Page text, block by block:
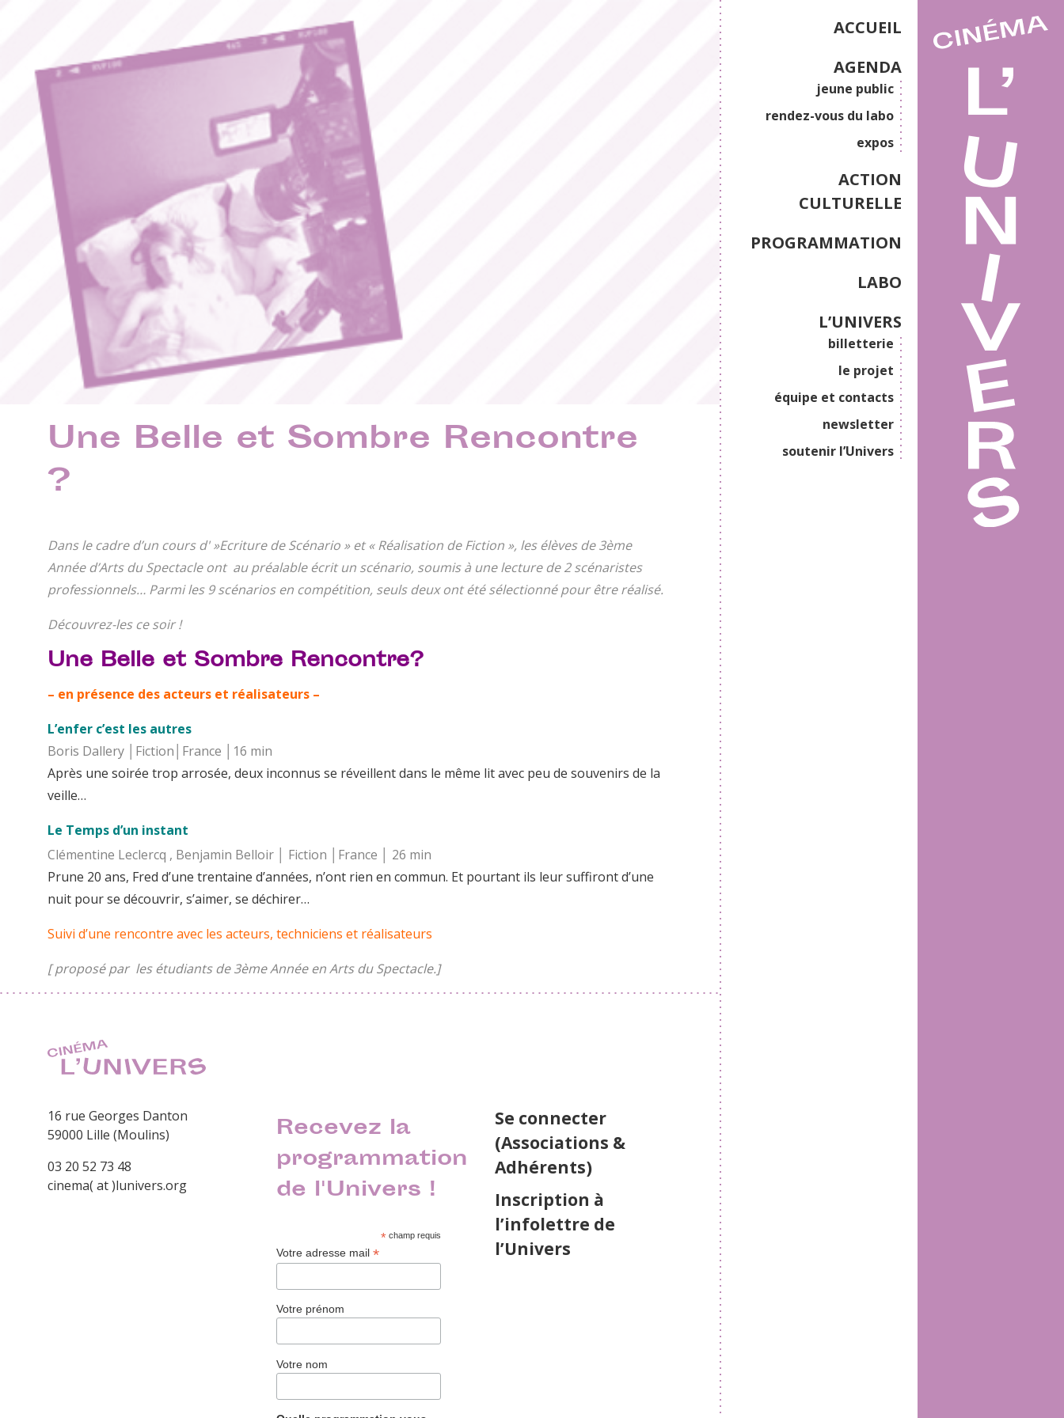
ACCUEIL
AGENDA
jeune public
rendez-vous du labo
expos
ACTION
CULTURELLE
PROGRAMMATION
LABO
L’UNIVERS
billetterie
le projet
équipe et contacts
newsletter
soutenir l’Univers
Une Belle et Sombre Rencontre
?
Dans le cadre d’un cours d' »Ecriture de Scénario » et « Réalisation de Fiction », les élèves de 3ème
Année d’Arts du Spectacle ont au préalable écrit un scénario, soumis à une lecture de 2 scénaristes
professionnels… Parmi les 9 scénarios en compétition, seuls deux ont été sélectionné pour être réalisé.
Découvrez-les ce soir !
Une Belle et Sombre Rencontre?
– en présence des acteurs et réalisateurs –
L’enfer c’est les autres
Boris Dallery │Fiction│France │16 min
Après une soirée trop arrosée, deux inconnus se réveillent dans le même lit avec peu de souvenirs de la
veille…
Le Temps d’un instant
Clémentine Leclercq , Benjamin Belloir │ Fiction │France │ 26 min
Prune 20 ans, Fred d’une trentaine d’années, n’ont rien en commun. Et pourtant ils leur suffiront d’une
nuit pour se découvrir, s’aimer, se déchirer…
Suivi d’une rencontre avec les acteurs, techniciens et réalisateurs
[ proposé par les étudiants de 3ème Année en Arts du Spectacle.]
16 rue Georges Danton
59000 Lille (Moulins)
03 20 52 73 48
cinema( at )lunivers.org
Recevez la
programmation
de l'Univers !
*champ requis
Votre adresse mail*
Votre prénom
Votre nom
Se connecter
(Associations &
Adhérents)
Inscription à
l’infolettre de
l’Univers